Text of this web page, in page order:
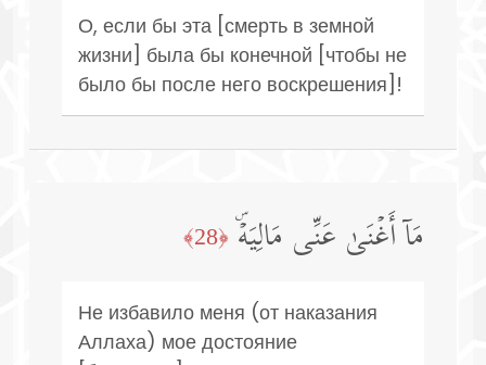
О, если бы эта [смерть в земной
жизни] была бы конечной [чтобы не
было бы после него воскрешения]!
مَاۤ أَغۡنَىٰ عَنِّی مَالِیَهۡۜ ﴿28﴾
Не избавило меня (от наказания
Аллаха) мое достояние